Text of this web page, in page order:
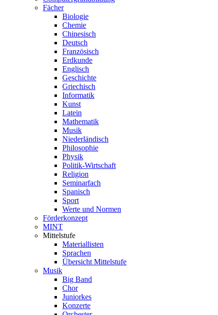
Fächer
Biologie
Chemie
Chinesisch
Deutsch
Französisch
Erdkunde
Englisch
Geschichte
Griechisch
Informatik
Kunst
Latein
Mathematik
Musik
Niederländisch
Philosophie
Physik
Politik-Wirtschaft
Religion
Seminarfach
Spanisch
Sport
Werte und Normen
Förderkonzept
MINT
Mittelstufe
Materiallisten
Sprachen
Übersicht Mittelstufe
Musik
Big Band
Chor
Juniorkes
Konzerte